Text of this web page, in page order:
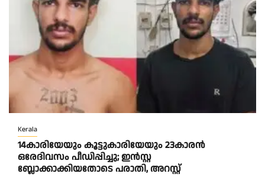
Kerala
14കാരിയേയും കൂട്ടുകാരിയേയും 23കാരൻ
ഒരേദിവസം പീഡിപ്പിച്ചു; ഇൻസ്റ്റ
ബ്ലോക്കാക്കിയതോടെ പരാതി, അറസ്റ്റ്